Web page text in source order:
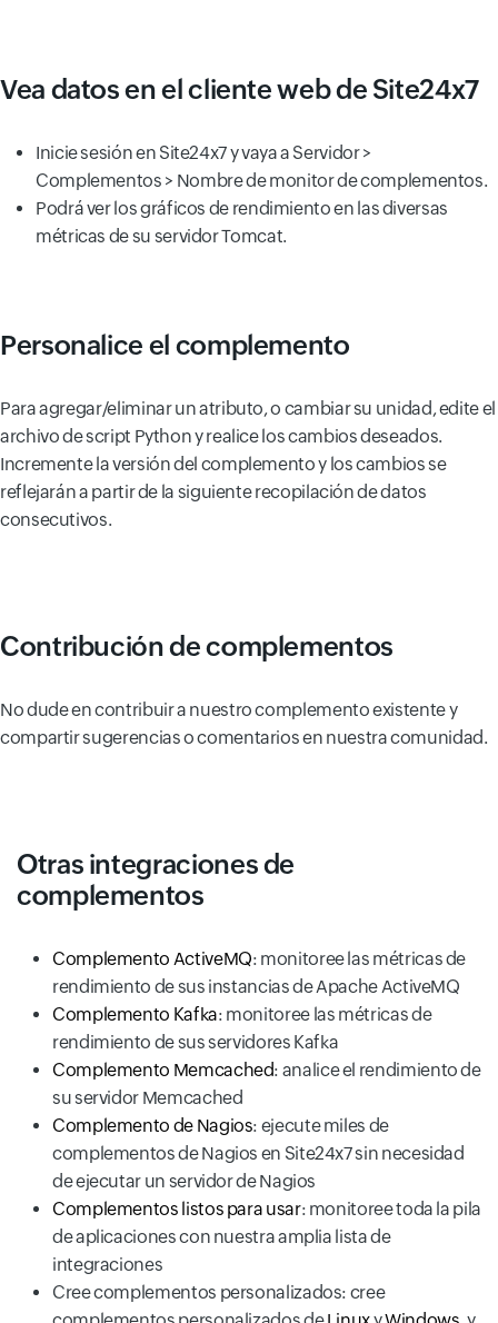
Vea datos en el cliente web de Site24x7
Inicie sesión en Site24x7 y vaya a Servidor >
Complementos > Nombre de monitor de complementos.
Podrá ver los gráficos de rendimiento en las diversas
métricas de su servidor Tomcat.
Personalice el complemento
Para agregar/eliminar un atributo, o cambiar su unidad, edite el
archivo de script Python y realice los cambios deseados.
Incremente la versión del complemento y los cambios se
reflejarán a partir de la siguiente recopilación de datos
consecutivos.
Contribución de complementos
No dude en contribuir a nuestro complemento existente y
compartir sugerencias o comentarios en nuestra comunidad.
Otras integraciones de
complementos
Complemento ActiveMQ: monitoree las métricas de
rendimiento de sus instancias de Apache ActiveMQ
Complemento Kafka: monitoree las métricas de
rendimiento de sus servidores Kafka
Complemento Memcached: analice el rendimiento de
su servidor Memcached
Complemento de Nagios: ejecute miles de
complementos de Nagios en Site24x7 sin necesidad
de ejecutar un servidor de Nagios
Complementos listos para usar: monitoree toda la pila
de aplicaciones con nuestra amplia lista de
integraciones
Cree complementos personalizados: cree